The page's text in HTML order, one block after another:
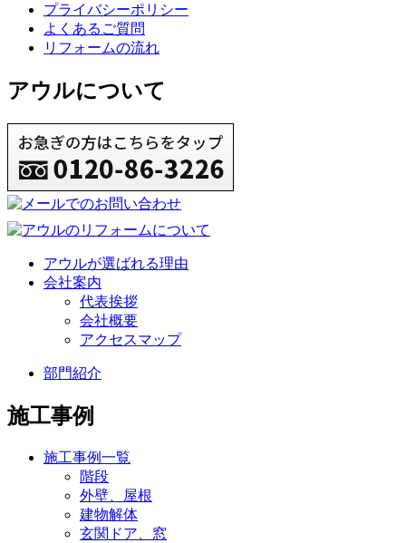
プライバシーポリシー
よくあるご質問
リフォームの流れ
アウルについて
アウルが選ばれる理由
会社案内
代表挨拶
会社概要
アクセスマップ
部門紹介
施工事例
施工事例一覧
階段
外壁、屋根
建物解体
玄関ドア、窓